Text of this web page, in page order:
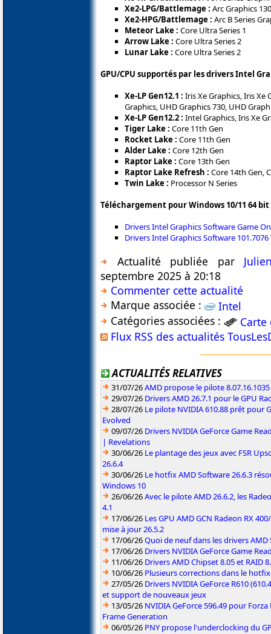
Xe2-LPG/Battlemage : Arc Graphics
Xe2-HPG/Battlemage : Arc B Series
Meteor Lake : Core Ultra Series 1
Arrow Lake : Core Ultra Series 2
Lunar Lake : Core Ultra Series 2
GPU/CPU supportés par les drivers Intel
Xe-LP Gen12.1 : Iris Xe Graphics, Iris Xe
Graphics, UHD Graphics 730, UHD
Xe-LP Gen12.2 : Intel Graphics, Iris Xe
Tiger Lake : Core 11th Gen
Rocket Lake : Core 11th Gen
Alder Lake : Core 12th Gen
Raptor Lake : Core 13th Gen
Raptor Lake Refresh : Core 14th Gen,
Twin Lake : Processor N Series
Téléchargement pour Windows 10/11 64 bit
Drivers Intel Graphics Software Game
Drivers Intel Graphics Software
Actualité publiée par
septembre 2025 à 20:18
Commenter cette actualité
Marque associée :
Intel
Catégories associées :
Flux RSS des actualités
ACTUALITÉS RELATIVES
31/07/26AMD propose le pilote
29/07/26 Drivers AMD 26.7.1 pour le GPU
28/07/26 Le pilote NVIDIA 610.88 prêt pour
Evolved
09/07/26 Drivers NVIDIA GeForce Game
| Revelations
30/06/26 Le plantage des jeux avec FSR
26.6.4
30/06/26 Le hotfix AMD Software 26.6.3
Windows 10
26/06/26Avec le pilote AMD 26.6.2, les
4.1
17/06/26 Les GPU AMD GCN Radeon RX
mise à jour 26.5.2
17/06/26Quoi de neuf dans les drivers AMD
17/06/26 Drivers NVIDIA GeForce Game
11/06/26 Drivers AMD Chipset 8.05 et RAID
10/06/26 Plusieurs corrections dans le hotfix
27/05/26 Drivers NVIDIA GeForce R610
et support de nouveaux jeux
13/05/26 NVIDIA GeForce 596.49 pour
Frame Generation
06/05/26 PNY propose l'underclocking du